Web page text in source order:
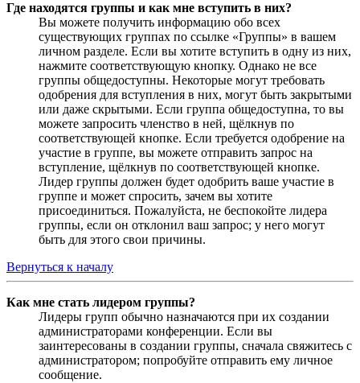
Где находятся группы и как мне вступить в них?
Вы можете получить информацию обо всех
существующих группах по ссылке «Группы» в вашем
личном разделе. Если вы хотите вступить в одну из них,
нажмите соответствующую кнопку. Однако не все
группы общедоступны. Некоторые могут требовать
одобрения для вступления в них, могут быть закрытыми
или даже скрытыми. Если группа общедоступна, то вы
можете запросить членство в ней, щёлкнув по
соответствующей кнопке. Если требуется одобрение на
участие в группе, вы можете отправить запрос на
вступление, щёлкнув по соответствующей кнопке.
Лидер группы должен будет одобрить ваше участие в
группе и может спросить, зачем вы хотите
присоединиться. Пожалуйста, не беспокойте лидера
группы, если он отклонил ваш запрос; у него могут
быть для этого свои причины.
Вернуться к началу
Как мне стать лидером группы?
Лидеры групп обычно назначаются при их создании
администраторами конференции. Если вы
заинтересованы в создании группы, сначала свяжитесь с
администратором; попробуйте отправить ему личное
сообщение.